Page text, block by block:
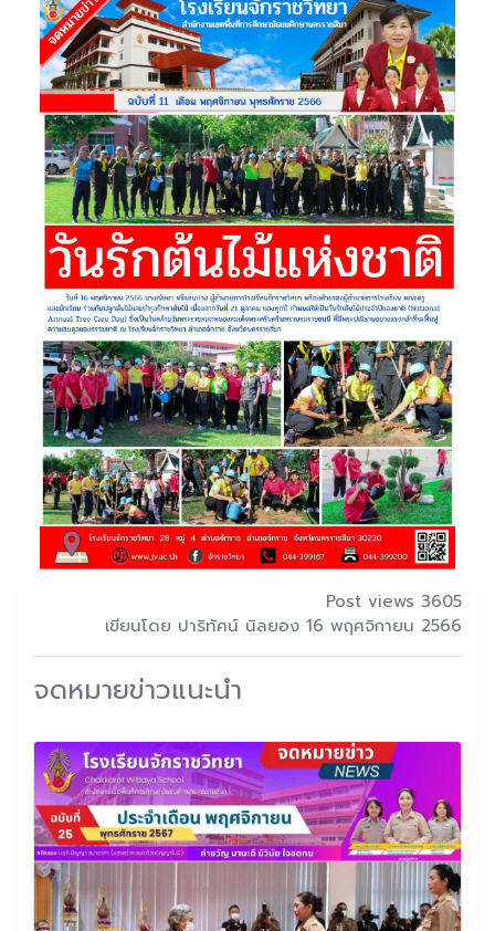
Post views 3605
เขียนโดย ปาริทัศน์ นิลยอง 16 พฤศจิกายน 2566
จดหมายข่าวแนะนำ